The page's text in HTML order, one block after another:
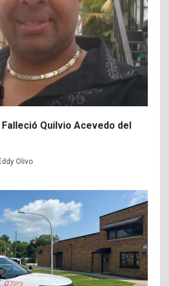
Quilvio Acevedo del
Olivo